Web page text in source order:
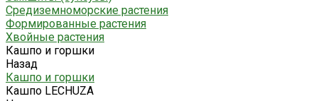
Средиземноморские растения
Формированные растения
Хвойные растения
Кашпо и горшки
Назад
Кашпо и горшки
Кашпо LECHUZA